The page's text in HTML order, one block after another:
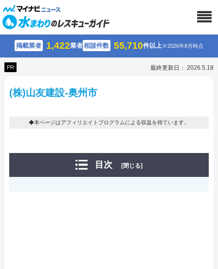
掲載業者 1,422業者相談件数 55,710件以上※2026年8月時点
PR 最終更新日： 2026.5.18
(株)山友建設-奥州市
◆本ページはアフィリエイトプログラムによる収益を得ています。
目次 [閉じる]